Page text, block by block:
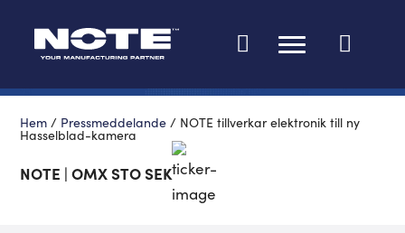
Hem / Pressmeddelande / NOTE tillverkar elektronik till ny
Hasselblad-kamera
NOTE | OMX STO SEK